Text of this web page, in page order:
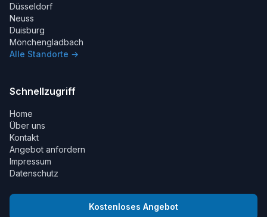
Düsseldorf
Neuss
Duisburg
Mönchengladbach
Alle Standorte →
Schnellzugriff
Home
Über uns
Kontakt
Angebot anfordern
Impressum
Datenschutz
Kostenloses Angebot